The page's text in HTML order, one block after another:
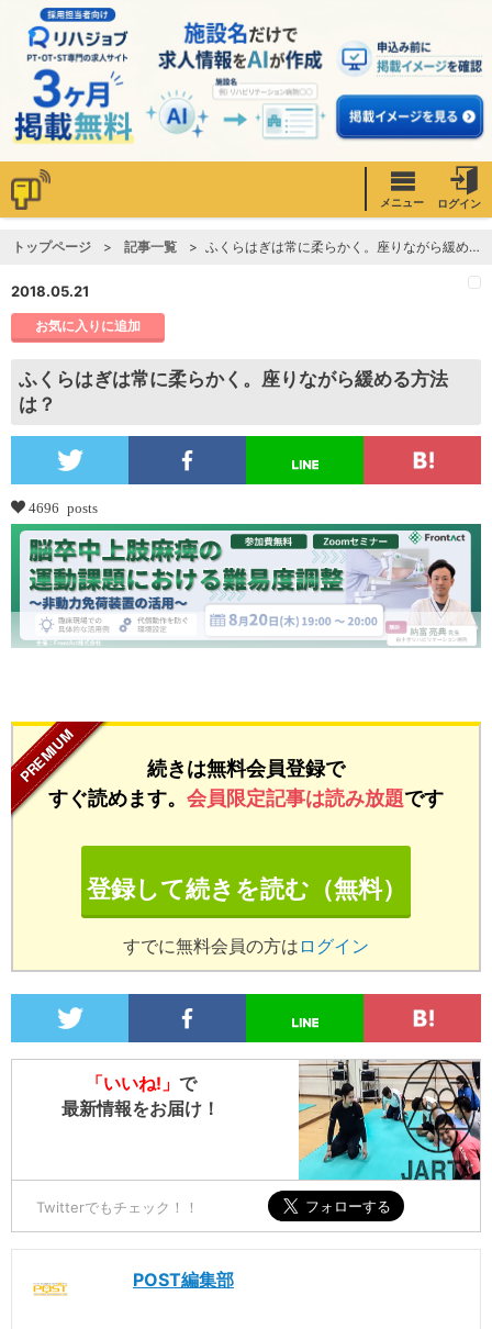
メニュー ログイン
トップページ 記事一覧 ふくらはぎは常に柔らかく。座りながら緩める方法は？
2018.05.21
お気に入りに追加
ふくらはぎは常に柔らかく。座りながら緩める方法
は？
4696 posts
続きは無料会員登録で
すぐ読めます。 会員限定記事は読み放題です
登録して続きを読む（無料）
すでに無料会員の方は ログイン
「いいね!」 で
最新情報をお届け！
Twitterでもチェック！！
POST編集部